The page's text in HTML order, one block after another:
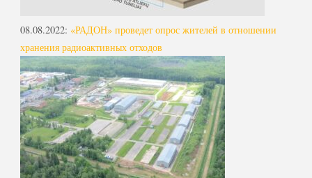
08.08.2022: «РАДОН» проведет опрос жителей в отношении
хранения радиоактивных отходов